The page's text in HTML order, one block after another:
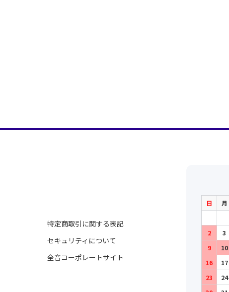
特定商取引に関する表記
セキュリティについて
全音コーポレートサイト
日 月
2
3
9
10
16
17
23
24